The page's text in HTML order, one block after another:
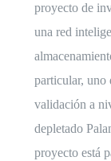
proyecto de
una red
particular,
validación a
depletado
proyecto está